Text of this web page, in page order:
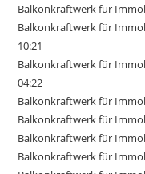
Balkonkraftwerk für
Balkonkraftwerk für
10:21
Balkonkraftwerk für
04:22
Balkonkraftwerk für
Balkonkraftwerk für
Balkonkraftwerk für
Balkonkraftwerk für